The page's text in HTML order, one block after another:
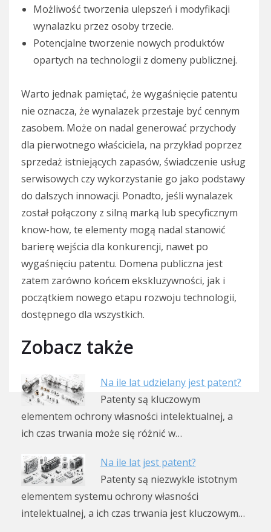
Możliwość tworzenia ulepszeń i modyfikacji
wynalazku przez osoby trzecie.
Potencjalne tworzenie nowych produktów
opartych na technologii z domeny publicznej.
Warto jednak pamiętać, że wygaśnięcie patentu
nie oznacza, że wynalazek przestaje być cennym
zasobem. Może on nadal generować przychody
dla pierwotnego właściciela, na przykład poprzez
sprzedaż istniejących zapasów, świadczenie usług
serwisowych czy wykorzystanie go jako podstawy
do dalszych innowacji. Ponadto, jeśli wynalazek
został połączony z silną marką lub specyficznym
know-how, te elementy mogą nadal stanowić
barierę wejścia dla konkurencji, nawet po
wygaśnięciu patentu. Domena publiczna jest
zatem zarówno końcem ekskluzywności, jak i
początkiem nowego etapu rozwoju technologii,
dostępnego dla wszystkich.
Zobacz także
Na ile lat udzielany jest patent?
Patenty są kluczowym
elementem ochrony własności intelektualnej, a
ich czas trwania może się różnić w…
Na ile lat jest patent?
Patenty są niezwykle istotnym
elementem systemu ochrony własności
intelektualnej, a ich czas trwania jest kluczowym…